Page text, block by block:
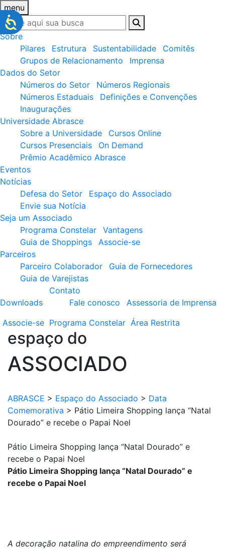
menu
Sobre
Pilares
Estrutura Sustentabilidade
Comitês
Grupos de Relacionamento
Imprensa
Dados do Setor
Números do Setor
Números Regionais
Números Estaduais
Definições e Convenções
Inaugurações
Universidade Abrasce
Sobre a Universidade
Cursos Online
Cursos Presenciais
On Demand
Prêmio Acadêmico Abrasce
Eventos
Notícias
Defesa do Setor
Espaço do Associado
Envie sua Notícia
Seja um Associado
Programa Constelar
Vantagens
Guia de Shoppings
Associe-se
Parceiros
Parceiro Colaborador
Guia de Fornecedores
Guia de Varejistas
Downloads
Contato
Fale conosco
Assessoria de Imprensa
Associe-se Programa Constelar Área Restrita
espaço do
ASSOCIADO
ABRASCE > Espaço do Associado > Data
Comemorativa > Pátio Limeira Shopping lança “Natal
Dourado” e recebe o Papai Noel
Pátio Limeira Shopping lança “Natal Dourado” e
recebe o Papai Noel
Pátio Limeira Shopping lança “Natal Dourado” e
recebe o Papai Noel
A decoração natalina do empreendimento será